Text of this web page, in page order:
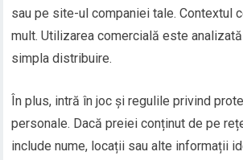
sau pe site-ul companiei tale. Contextul
mult. Utilizarea comercială este
simpla distribuire.
În plus, intră în joc și regulile privind
personale. Dacă preiei conținut de pe
include nume, locații sau alte informații